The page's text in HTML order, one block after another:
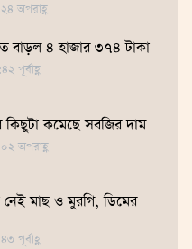
অপরাহ্ণ
বাড়ল ৪ হাজার ৩৭৪ টাকা
পূর্বাহ্ণ
কিছুটা কমেছে সবজির দাম
অপরাহ্ণ
মাছ ও মুরগি, ডিমের
পূর্বাহ্ণ